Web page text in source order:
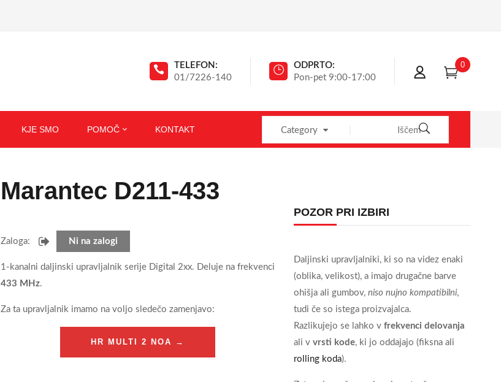
TELEFON:
01/7226-140
ODPRTO:
Pon-pet 9:00-17:00
0
KJE SMO POMOČ KONTAKT Category
Marantec D211-433
Zaloga: Ni na zalogi
1-kanalni daljinski upravljalnik serije Digital 2xx. Deluje na frekvenci
433 MHz.
Za ta upravljalnik imamo na voljo sledečo zamenjavo:
HR MULTI 2 NOA →
POZOR PRI IZBIRI
Daljinski upravljalniki, ki so na videz enaki
(oblika, velikost), a imajo drugačne barve
ohišja ali gumbov, niso nujno kompatibilni,
tudi če so istega proizvajalca.
Razlikujejo se lahko v frekvenci delovanja
ali v vrsti kode, ki jo oddajajo (fiksna ali
rolling koda).